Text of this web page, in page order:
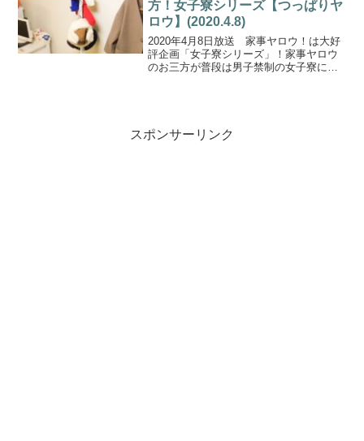
方！女子寮シリーズ【つっぱりヤ
ロウ】(2020.4.8)
2020年4月8日放送 家事ヤロウ！は大好
評企画「女子寮シリーズ」！家事ヤロウ
のお三方が普段は男子禁制の女子寮にお
スポンサーリンク